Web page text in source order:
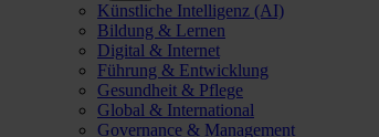
Künstliche Intelligenz (AI)
Bildung & Lernen
Digital & Internet
Führung & Entwicklung
Gesundheit & Pflege
Global & International
Governance & Management